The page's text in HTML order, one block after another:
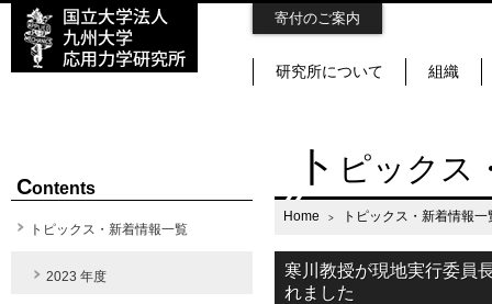
寄付のご案内
研究所について 組織
Contents
トピックス・新着情報一覧
2023 年度
ト ピックス
Home トピックス・新着情報一
寒川教授が現地実行委員
れました